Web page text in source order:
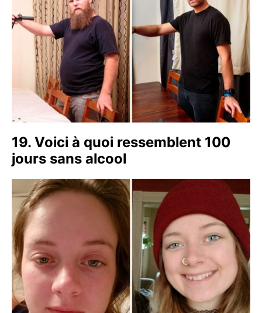
19. Voici à quoi ressemblent 100
jours sans alcool